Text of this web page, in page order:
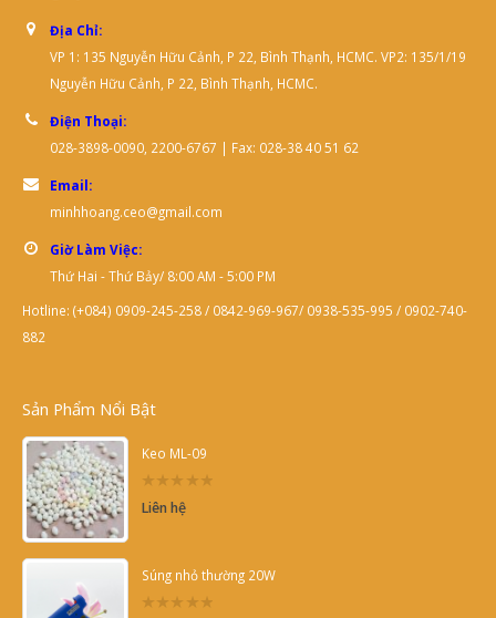
Địa Chỉ:
VP 1: 135 Nguyễn Hữu Cảnh, P 22, Bình Thạnh, HCMC. VP2: 135/1/19
Nguyễn Hữu Cảnh, P 22, Bình Thạnh, HCMC.
Điện Thoại:
028-3898-0090, 2200-6767 | Fax: 028-38 40 51 62
Email:
minhhoang.ceo@gmail.com
Giờ Làm Việc:
Thứ Hai - Thứ Bảy/ 8:00 AM - 5:00 PM
Hotline: (+084) 0909-245-258 / 0842-969-967/ 0938-535-995 / 0902-740-
882
Sản Phẩm Nổi Bật
Keo ML-09
0
out
Liên hệ
Súng nhỏ thường 20W